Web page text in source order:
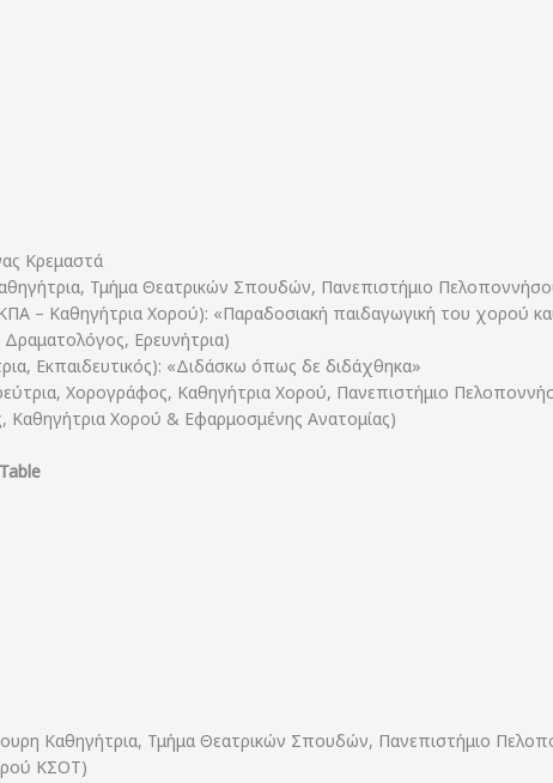
Κρεμαστά
Τμήμα Θεατρικών Σπουδών, Πανεπιστήμιο
– Καθηγήτρια Χορού): «Παραδοσιακή παιδαγωγική του χορού
Ερευνήτρια)
Εκπαιδευτικός): «Διδάσκω όπως δε διδάχθηκα»
Χορογράφος, Καθηγήτρια Χορού, Πανεπιστήμιο
Καθηγήτρια Χορού & Εφαρμοσμένης Ανατομίας)
Καθηγήτρια, Τμήμα Θεατρικών Σπουδών, Πανεπιστήμιο
ΚΣΟΤ)